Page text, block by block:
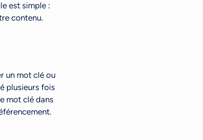
est simple :
contenu.
un mot clé ou
plusieurs fois
mot clé dans